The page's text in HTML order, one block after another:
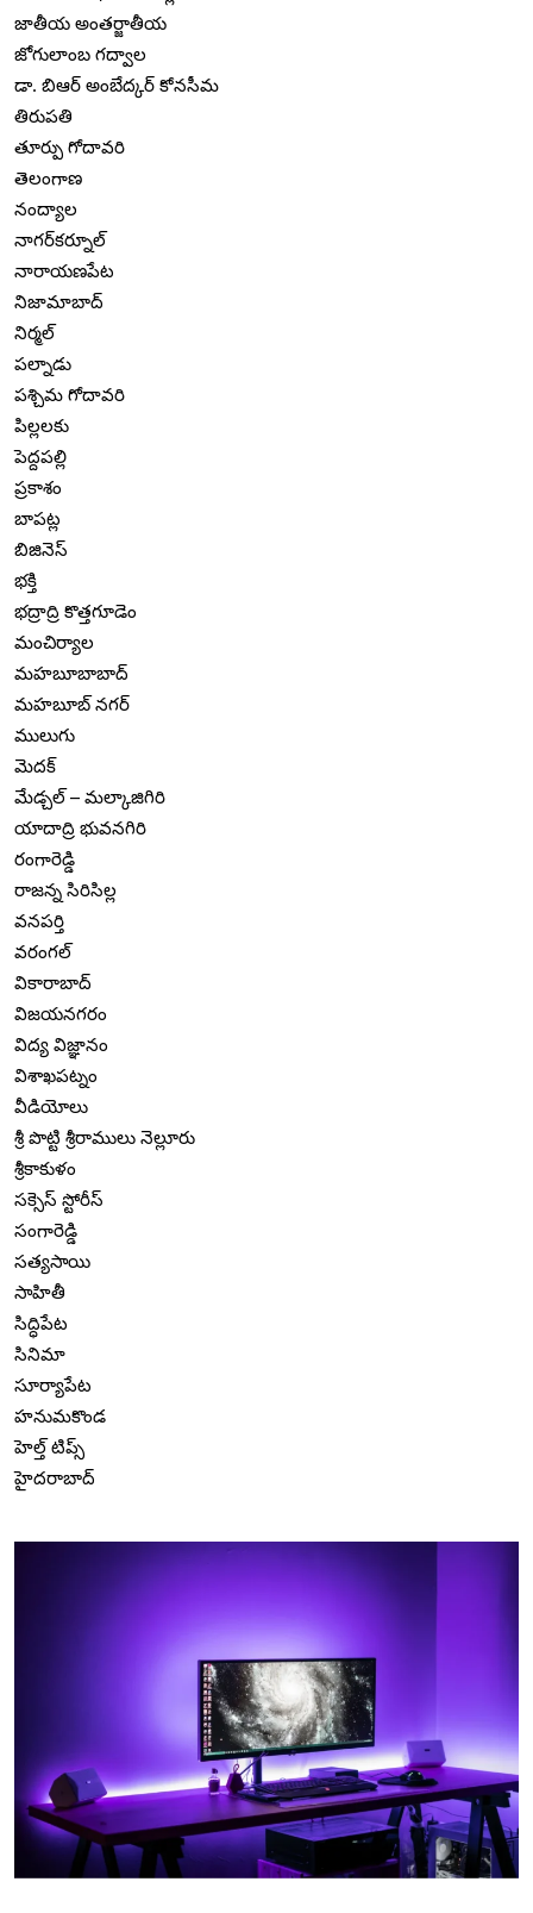
జాతీయ అంతర్జాతీయ
జోగులాంబ గద్వాల
డా. బిఆర్ అంబేద్కర్ కోనసీమ
తిరుపతి
తూర్పు గోదావరి
తెలంగాణ
నంద్యాల
నాగర్‌కర్నూల్
నారాయణపేట
నిజామాబాద్
నిర్మల్
పల్నాడు
పశ్చిమ గోదావరి
పిల్లలకు
పెద్దపల్లి
ప్రకాశం
బాపట్ల
బిజినెస్
భక్తి
భద్రాద్రి కొత్తగూడెం
మంచిర్యాల
మహబూబాబాద్
మహబూబ్ నగర్
ములుగు
మెదక్
మేడ్చల్ – మల్కాజిగిరి
యాదాద్రి భువనగిరి
రంగారెడ్డి
రాజన్న సిరిసిల్ల
వనపర్తి
వరంగల్
వికారాబాద్
విజయనగరం
విద్య విజ్ఞానం
విశాఖపట్నం
వీడియోలు
శ్రీ పొట్టి శ్రీరాములు నెల్లూరు
శ్రీకాకుళం
సక్సెస్ స్టోరీస్
సంగారెడ్డి
సత్యసాయి
సాహితీ
సిద్ధిపేట
సినిమా
సూర్యాపేట
హనుమకొండ
హెల్త్ టిప్స్
హైదరాబాద్